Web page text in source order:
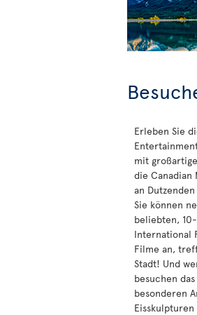
Erleben Sie
mit
die Canadian
an
Sie können
beliebten,
International
Filme an,
Stadt! Und
besuchen
besonderen